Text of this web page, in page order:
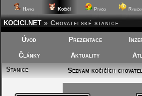
Hafíci Kočičí Ptáčci
KOCICI.NET » Chovatelské stanice
Úvod Prezentace
Články Aktuality
Stanice
Seznam kočičích